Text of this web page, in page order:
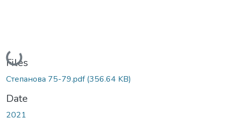
Loading...
Files
Степанова 75-79.pdf(356.64 KB)
Date
2021